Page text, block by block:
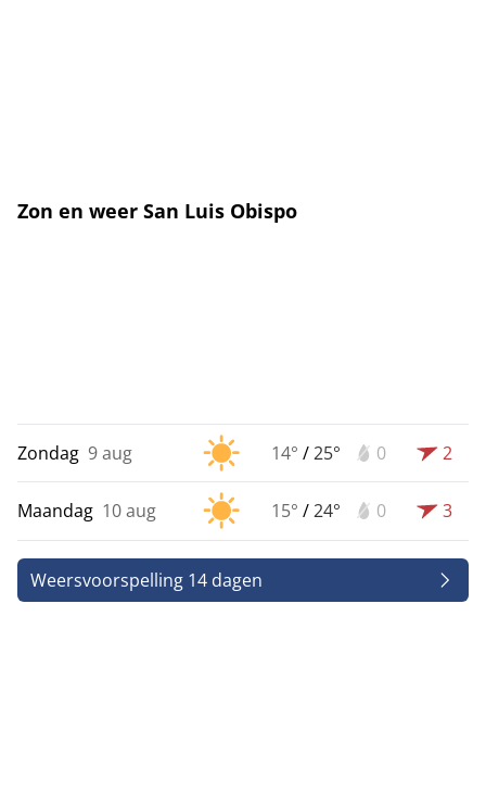
Zon en weer San Luis Obispo
Zondag 9 aug 14° /25° 0 2
Maandag 10 aug 15° /24° 0 3
Weersvoorspelling 14 dagen